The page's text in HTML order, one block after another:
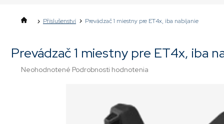
Příslušenství Prevádzač 1 miestny pre ET4x, iba nabíjanie
Prevádzač 1 miestny pre ET4x, iba
Priemerné
Neohodnotené Podrobnosti hodnotenia